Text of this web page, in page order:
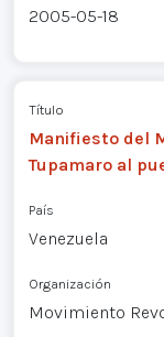
2005-05-18
Título
Manifiesto del
Tupamaro al
País
Venezuela
Organización
Movimiento